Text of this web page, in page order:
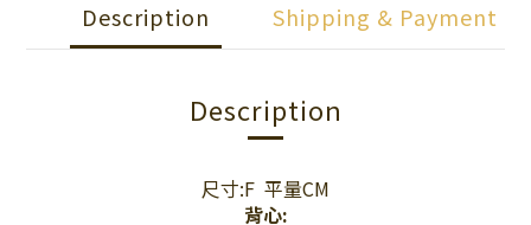
Description Shipping & Payment
Description
尺寸:F 平量CM
背心: